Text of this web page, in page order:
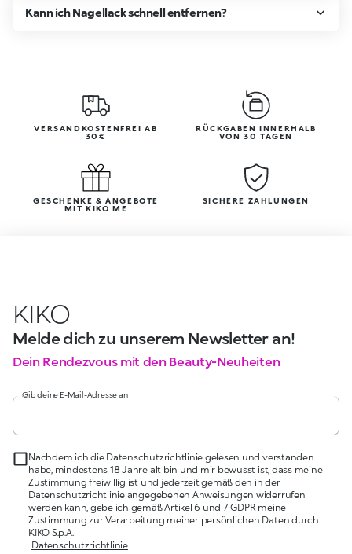
Kann ich Nagellack schnell entfernen?
VERSANDKOSTENFREI AB
30€
RÜCKGABEN INNERHALB
VON 30 TAGEN
GESCHENKE & ANGEBOTE
MIT KIKO ME
SICHERE ZAHLUNGEN
KIKO
Melde dich zu unserem Newsletter an!
Dein Rendezvous mit den Beauty-Neuheiten
Gib deine E-Mail-Adresse an
Nachdem ich die Datenschutzrichtlinie gelesen und verstanden
habe, mindestens 18 Jahre alt bin und mir bewusst ist, dass meine
Zustimmung freiwillig ist und jederzeit gemäß den in der
Datenschutzrichtlinie angegebenen Anweisungen widerrufen
werden kann, gebe ich gemäß Artikel 6 und 7 GDPR meine
Zustimmung zur Verarbeitung meiner persönlichen Daten durch
KIKO S.p.A.
Datenschutzrichtlinie